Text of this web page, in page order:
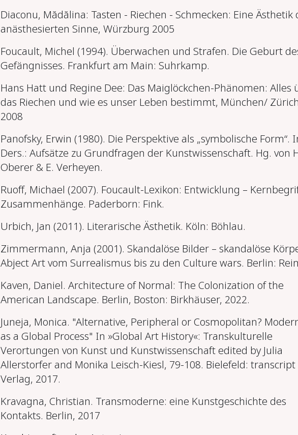
Diaconu, Mădălina: Tasten - Riechen - Schmecken: Eine Ästhetik
anästhesierten Sinne, Würzburg 2005
Foucault, Michel (1994). Überwachen und Strafen. Die Geburt
Gefängnisses. Frankfurt am Main: Suhrkamp.
Hans Hatt und Regine Dee: Das Maiglöckchen-Phänomen: Alles
das Riechen und wie es unser Leben bestimmt, München/
2008
Panofsky, Erwin (1980). Die Perspektive als „symbolische Form“.
Ders.: Aufsätze zu Grundfragen der Kunstwissenschaft. Hg. von
Oberer & E. Verheyen.
Ruoff, Michael (2007). Foucault-Lexikon: Entwicklung –
Zusammenhänge. Paderborn: Fink.
Urbich, Jan (2011). Literarische Ästhetik. Köln: Böhlau.
Zimmermann, Anja (2001). Skandalöse Bilder – skandalöse
Abject Art vom Surrealismus bis zu den Culture wars. Berlin:
Kaven, Daniel. Architecture of Normal: The Colonization of the
American Landscape. Berlin, Boston: Birkhäuser, 2022.
Juneja, Monica. "Alternative, Peripheral or Cosmopolitan?
as a Global Process" In »Global Art History«: Transkulturelle
Verortungen von Kunst und Kunstwissenschaft edited by Julia
Allerstorfer and Monika Leisch-Kiesl, 79-108. Bielefeld: transcript
Verlag, 2017.
Kravagna, Christian. Transmoderne: eine Kunstgeschichte des
Kontakts. Berlin, 2017